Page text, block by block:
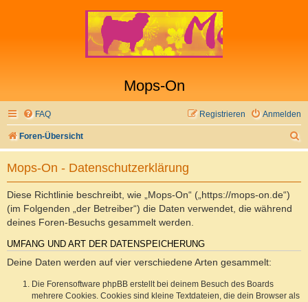
Mops-On
FAQ Anmelden
Registrieren
Foren-Übersicht
u
Mops-On - Datenschutzerklärung
Diese Richtlinie beschreibt, wie „Mops-On“ („https://mops-on.de“)
(im Folgenden „der Betreiber“) die Daten verwendet, die während
deines Foren-Besuchs gesammelt werden.
UMFANG UND ART DER DATENSPEICHERUNG
Deine Daten werden auf vier verschiedene Arten gesammelt:
Die Forensoftware phpBB erstellt bei deinem Besuch des Boards
mehrere Cookies. Cookies sind kleine Textdateien, die dein Browser als